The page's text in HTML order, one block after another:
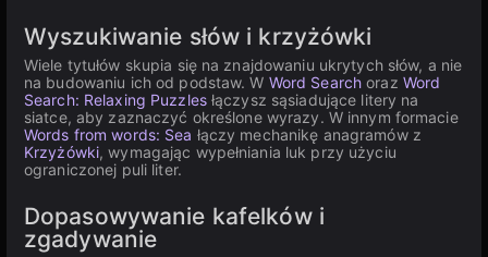
Wyszukiwanie słów i krzyżówki
Wiele tytułów skupia się na znajdowaniu ukrytych słów, a nie
na budowaniu ich od podstaw. W Word Search oraz Word
Search: Relaxing Puzzlesłączysz sąsiadujące litery na
siatce, aby zaznaczyć określone wyrazy. W innym formacie
Words from words: Sea łączy mechanikę anagramów z
Krzyżówki, wymagając wypełniania luk przy użyciu
ograniczonej puli liter.
Dopasowywanie kafelków i
zgadywanie